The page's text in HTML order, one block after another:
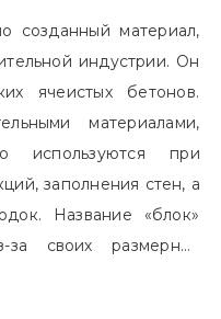
созданный материал,
индустрии. Он
ячеистых бетонов.
материалами,
заполнения стен, а
Название «блок»
своих размерных